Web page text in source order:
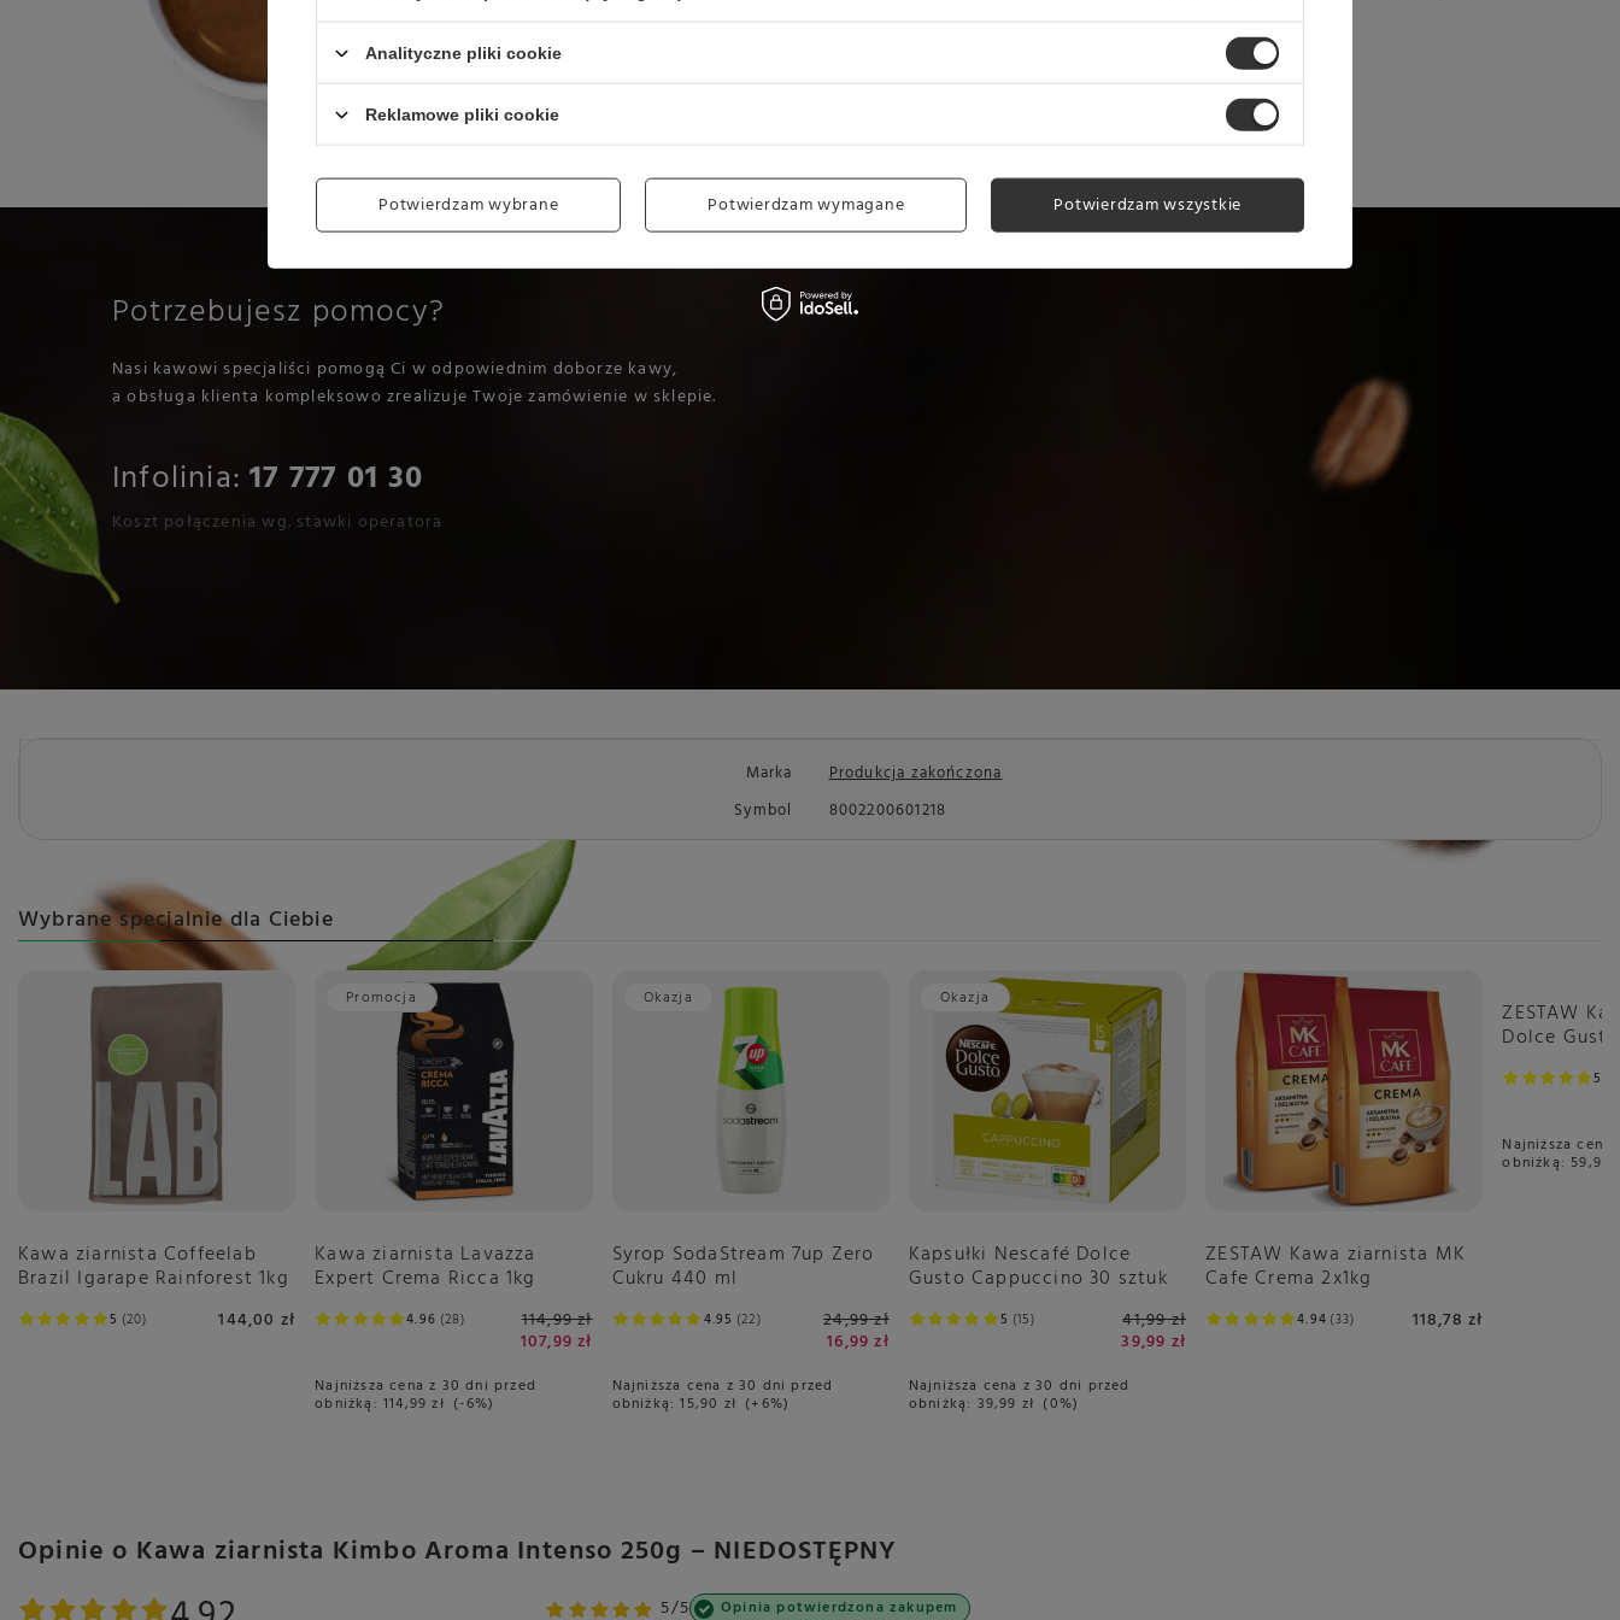
Potrzebujesz pomocy?
Nasi kawowi specjaliści pomogą Ci w odpowiednim doborze kawy,
a obsługa klienta kompleksowo zrealizuje Twoje zamówienie w sklepie.
Infolinia:17 777 01 30
Koszt połączenia wg. stawki operatora
Marka
Produkcja zakończona
Symbol
8002200601218
Wybrane specjalnie dla Ciebie
5 20
Kawa ziarnista Coffeelab
Brazil Igarape Rainforest 1kg
144,00 zł
Promocja
4.96 28
Kawa ziarnista Lavazza
Expert Crema Ricca 1kg
114,99 zł
107,99 zł
Najniższa cena z 30 dni przed
obniżką:114,99 zł -6%
Okazja
4.95 22
Syrop SodaStream 7up Zero
Cukru 440 ml
24,99 zł
16,99 zł
Najniższa cena z 30 dni przed
obniżką:15,90 zł +6%
Okazja
5 15
Kapsułki Nescafé Dolce
Gusto Cappuccino 30 sztuk
41,99 zł
39,99 zł
Najniższa cena z 30 dni przed
obniżką: 39,99 zł 0%
4.94 33
ZESTAW Kawa ziarnista MK
Cafe Crema 2x1kg
118,78 zł
5
ZESTAW
Dolce
Najniższa
obniżką: 59,97
Opinie o Kawa ziarnista Kimbo Aroma Intenso 250g – NIEDOSTĘPNY
5/5 Opinia potwierdzona zakupem
Analityczne pliki cookie
Reklamowe pliki cookie
Potwierdzam wybrane Potwierdzam wymagane Potwierdzam wszystkie